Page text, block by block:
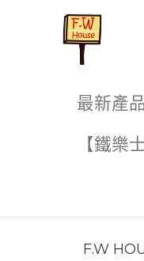
最新產品
【鐵樂
F.W